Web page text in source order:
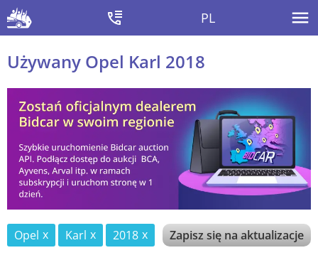
PL
Używany Opel Karl 2018
Opel Karl 2018 Zapisz się na aktualizacje